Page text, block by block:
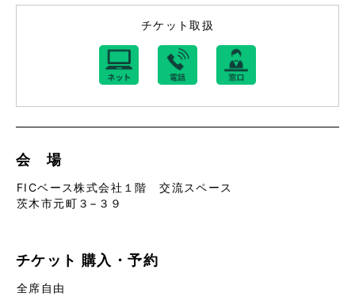
チケット取扱
会 場
FICベース株式会社１階 交流スペース
茨木市元町３−３９
チケット 購入・予約
全席自由